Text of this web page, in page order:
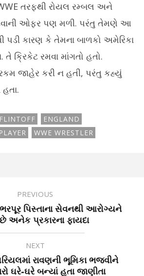
તરફથી રોયલ રમ્બલ અને
ઓફર પણ મળી. પરંતુ તેમણે આ
પડી કારણ કે તેમના બાળકો અમેરિકા
તે ક્રિકેટ રમવા માંગતો હતો.
જાહેર કરી ન હતી, પરંતુ કહ્યું
ENGLAND
WWE WRESTLER
PREVIOUS
ભરપૂર પિસ્તાના સેવનથી આરોગ્યને
અનેક પ્રકારના ફાયદા
NEXT
રાવણની ભૂમિકા ભજવીને
ઘરે-ઘરે બન્યાં હતા જાણીતા